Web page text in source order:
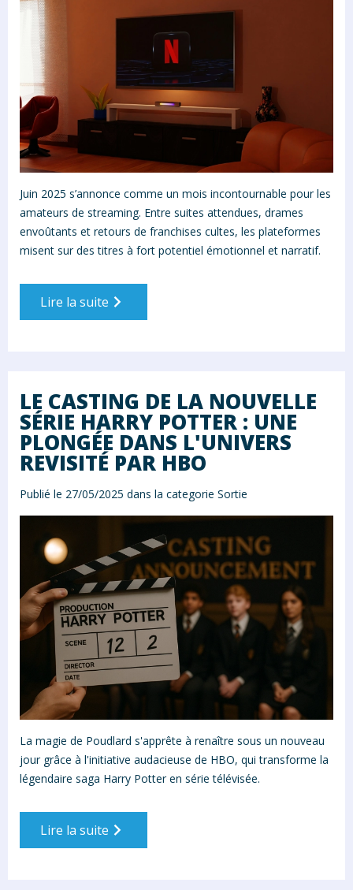
Juin 2025 s’annonce comme un mois incontournable pour les
amateurs de streaming. Entre suites attendues, drames
envoûtants et retours de franchises cultes, les plateformes
misent sur des titres à fort potentiel émotionnel et narratif.
Lire la suite
LE CASTING DE LA NOUVELLE
SÉRIE HARRY POTTER : UNE
PLONGÉE DANS L'UNIVERS
REVISITÉ PAR HBO
Publié le 27/05/2025 dans la categorie Sortie
La magie de Poudlard s'apprête à renaître sous un nouveau
jour grâce à l'initiative audacieuse de HBO, qui transforme la
légendaire saga Harry Potter en série télévisée.
Lire la suite